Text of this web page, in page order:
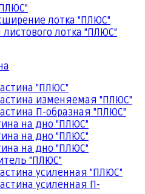
лотка "ПЛЮС"
лотка "ПЛЮС"
"ПЛЮС"
изменяемая "ПЛЮС"
П-образная "ПЛЮС"
на дно "ПЛЮС"
на дно "ПЛЮС"
на дно "ПЛЮС"
"ПЛЮС"
усиленная "ПЛЮС"
усиленная П-